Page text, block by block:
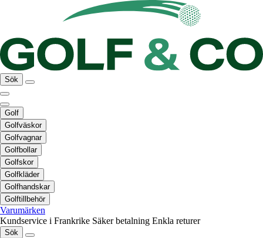
Sök
Golf
Golfväskor
Golfvagnar
Golfbollar
Golfskor
Golfkläder
Golfhandskar
Golftillbehör
Varumärken
Kundservice i Frankrike Säker betalning Enkla returer
Sök